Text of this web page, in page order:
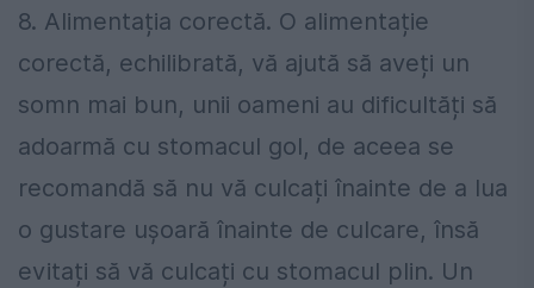
8. Alimentația corectă. O alimentație
corectă, echilibrată, vă ajută să aveți un
somn mai bun, unii oameni au dificultăți să
adoarmă cu stomacul gol, de aceea se
recomandă să nu vă culcați înainte de a lua
o gustare ușoară înainte de culcare, însă
evitați să vă culcați cu stomacul plin. Un